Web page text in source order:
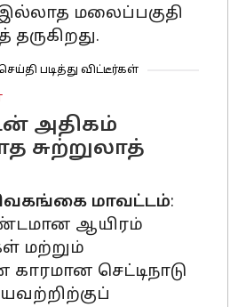
மலைப்பகுதி
படித்து விட்டீர்கள்
அதிகம்
சுற்றுலாத்
மாவட்டம்:
ஆயிரம்
மற்றும்
செட்டிநாடு